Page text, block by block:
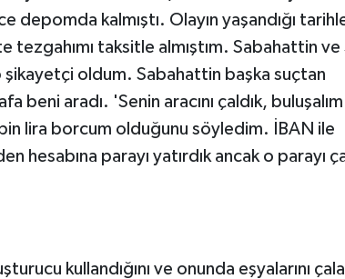
depomda kalmıştı. Olayın yaşandığı
tezgahımı taksitle almıştım. Sabahattin ve
şikayetçi oldum. Sabahattin başka suçtan
beni aradı. 'Senin aracını çaldık, buluşalım
lira borcum olduğunu söyledim. İBAN ile
parayı yatırdık ancak o parayı
kullandığını ve onunda eşyalarını